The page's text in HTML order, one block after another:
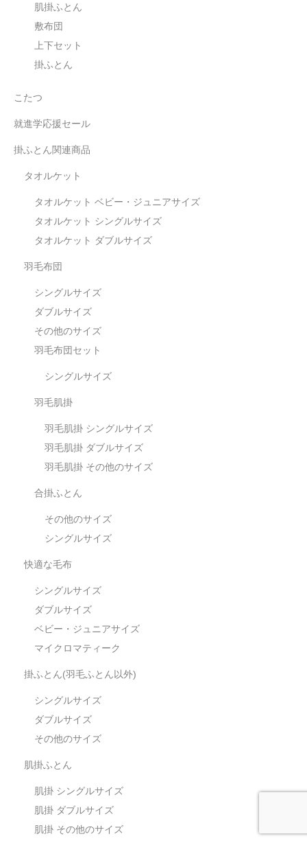
肌掛ふとん
敷布団
上下セット
掛ふとん
こたつ
就進学応援セール
掛ふとん関連商品
タオルケット
タオルケット ベビー・ジュニアサイズ
タオルケット シングルサイズ
タオルケット ダブルサイズ
羽毛布団
シングルサイズ
ダブルサイズ
その他のサイズ
羽毛布団セット
シングルサイズ
羽毛肌掛
羽毛肌掛 シングルサイズ
羽毛肌掛 ダブルサイズ
羽毛肌掛 その他のサイズ
合掛ふとん
その他のサイズ
シングルサイズ
快適な毛布
シングルサイズ
ダブルサイズ
ベビー・ジュニアサイズ
マイクロマティーク
掛ふとん(羽毛ふとん以外)
シングルサイズ
ダブルサイズ
その他のサイズ
肌掛ふとん
肌掛 シングルサイズ
肌掛 ダブルサイズ
肌掛 その他のサイズ